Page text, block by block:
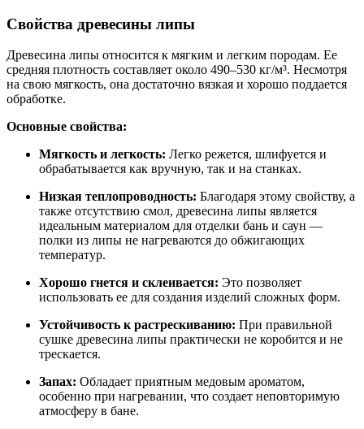
Свойства древесины липы
Древесина липы относится к мягким и легким породам. Ее
средняя плотность составляет около 490–530 кг/м³. Несмотря
на свою мягкость, она достаточно вязкая и хорошо поддается
обработке.
Основные свойства:
Мягкость и легкость: Легко режется, шлифуется и
обрабатывается как вручную, так и на станках.
Низкая теплопроводность: Благодаря этому свойству, а
также отсутствию смол, древесина липы является
идеальным материалом для отделки бань и саун —
полки из липы не нагреваются до обжигающих
температур.
Хорошо гнется и склеивается: Это позволяет
использовать ее для создания изделий сложных форм.
Устойчивость к растрескиванию: При правильной
сушке древесина липы практически не коробится и не
трескается.
Запах: Обладает приятным медовым ароматом,
особенно при нагревании, что создает неповторимую
атмосферу в бане.